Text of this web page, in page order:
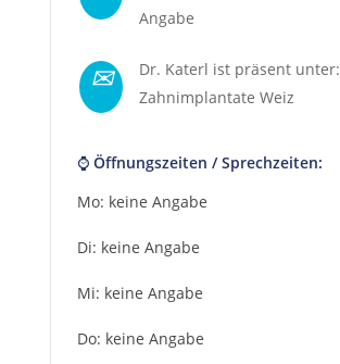
Angabe
✉
Dr. Katerl ist präsent unter:
Zahnimplantate Weiz
⌚ Öffnungszeiten / Sprechzeiten:
Mo: keine Angabe
Di: keine Angabe
Mi: keine Angabe
Do: keine Angabe